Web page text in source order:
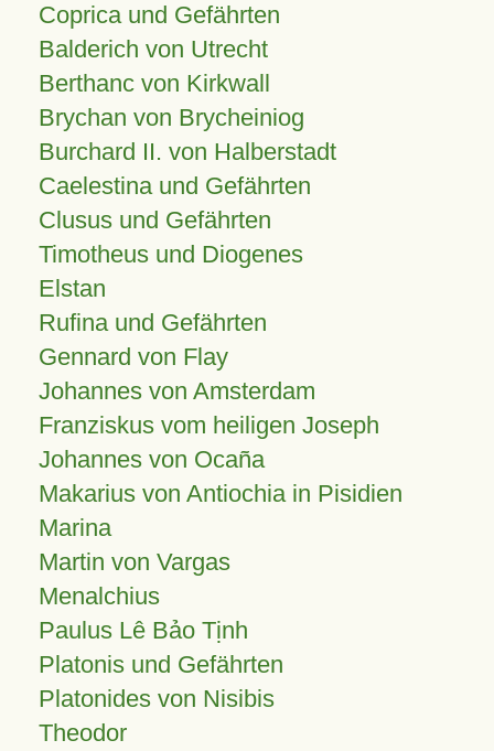
Coprica und Gefährten
Balderich von Utrecht
Berthanc von Kirkwall
Brychan von Brycheiniog
Burchard II. von Halberstadt
Caelestina und Gefährten
Clusus und Gefährten
Timotheus und Diogenes
Elstan
Rufina und Gefährten
Gennard von Flay
Johannes von Amsterdam
Franziskus vom heiligen Joseph
Johannes von Ocaña
Makarius von Antiochia in Pisidien
Marina
Martin von Vargas
Menalchius
Paulus Lê Bảo Tịnh
Platonis und Gefährten
Platonides von Nisibis
Theodor